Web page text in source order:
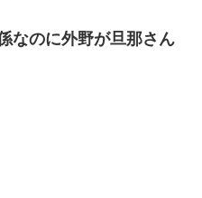
）に胸を揉ませた結果・・・
たね…部屋くる？」ワイ「行
なのに外野が旦那さん